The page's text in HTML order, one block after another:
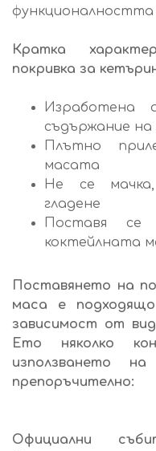
Кратка
покривка за
Изработена
съдържание на
Плътно
масата
Не се
гладене
Поставя
коктейлната
Поставянето на
маса е
зависимост от
Ето няколко
използването
препоръчително:
Официални